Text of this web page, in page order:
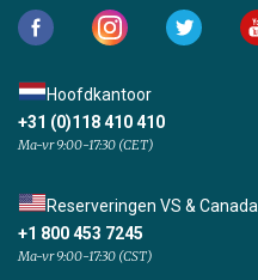
Hoofdkantoor
+31 (0)118 410 410
Ma-vr 9:00-17:30 (CET)
Reserveringen VS & Canada
+1 800 453 7245
Ma-vr 9:00-17:30 (CST)